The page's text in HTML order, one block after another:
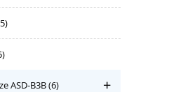
ASD-B3B(6)